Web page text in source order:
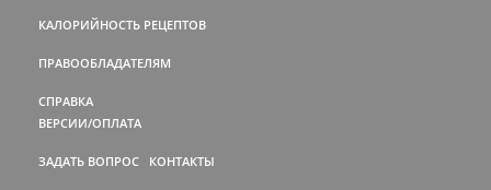
КАЛОРИЙНОСТЬ РЕЦЕПТОВ
ПРАВООБЛАДАТЕЛЯМ
СПРАВКА
ВЕРСИИ/ОПЛАТА
ЗАДАТЬ ВОПРОС КОНТАКТЫ